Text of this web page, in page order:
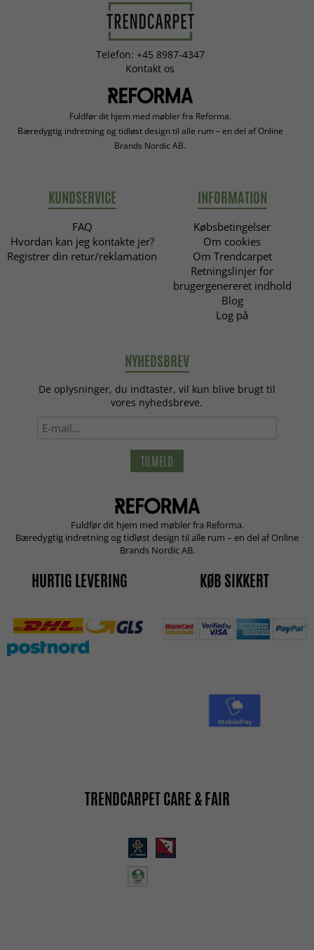
Telefon: +45 8987-4347
Kontakt os
Fuldfør dit hjem med møbler fra Reforma.
Bæredygtig indretning og tidløst design til alle rum – en del af Online
Brands Nordic AB.
KUNDSERVICE
FAQ
Hvordan kan jeg kontakte jer?
Registrer din retur/reklamation
INFORMATION
Købsbetingelser
Om cookies
Om Trendcarpet
Retningslinjer for
brugergenereret indhold
Blog
Log på
NYHEDSBREV
De oplysninger, du indtaster, vil kun blive brugt til
vores nyhedsbreve.
TILMELD
Fuldfør dit hjem med møbler fra Reforma.
Bæredygtig indretning og tidløst design til alle rum – en del af Online
Brands Nordic AB.
HURTIG LEVERING KØB SIKKERT
TRENDCARPET CARE & FAIR